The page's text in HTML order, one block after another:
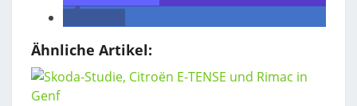
Ähnliche Artikel: